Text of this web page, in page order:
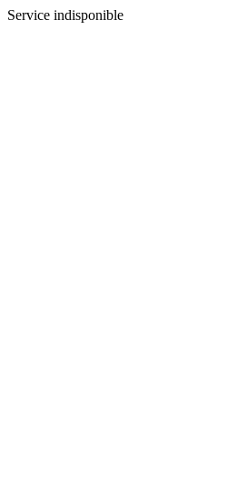
Service indisponible